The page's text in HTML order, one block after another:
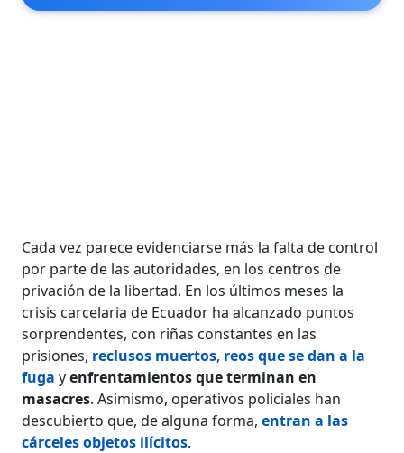
Cada vez parece evidenciarse más la falta de control
por parte de las autoridades, en los centros de
privación de la libertad. En los últimos meses la
crisis carcelaria de Ecuador ha alcanzado puntos
sorprendentes, con riñas constantes en las
prisiones, reclusos muertos, reos que se dan a la
fuga yenfrentamientos que terminan en
masacres. Asimismo, operativos policiales han
descubierto que, de alguna forma,entran a las
cárceles objetos ilícitos.